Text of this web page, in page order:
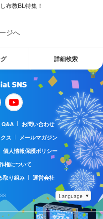
布教BL特集！
ジへ
詳細検索
Q&A
お問い合わせ
ス
メールマガジン
個人情報保護ポリシー
権について
取り組み 運営会社